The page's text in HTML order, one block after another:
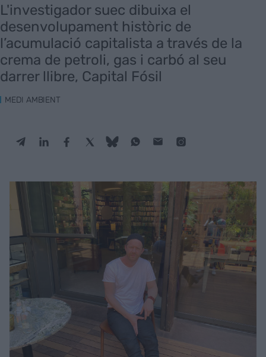
L'investigador suec dibuixa el
desenvolupament històric de
l’acumulació capitalista a través de la
crema de petroli, gas i carbó al seu
darrer llibre, Capital Fósil
MEDI AMBIENT